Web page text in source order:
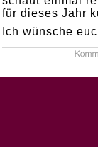
für dieses Jahr
Ich wünsche